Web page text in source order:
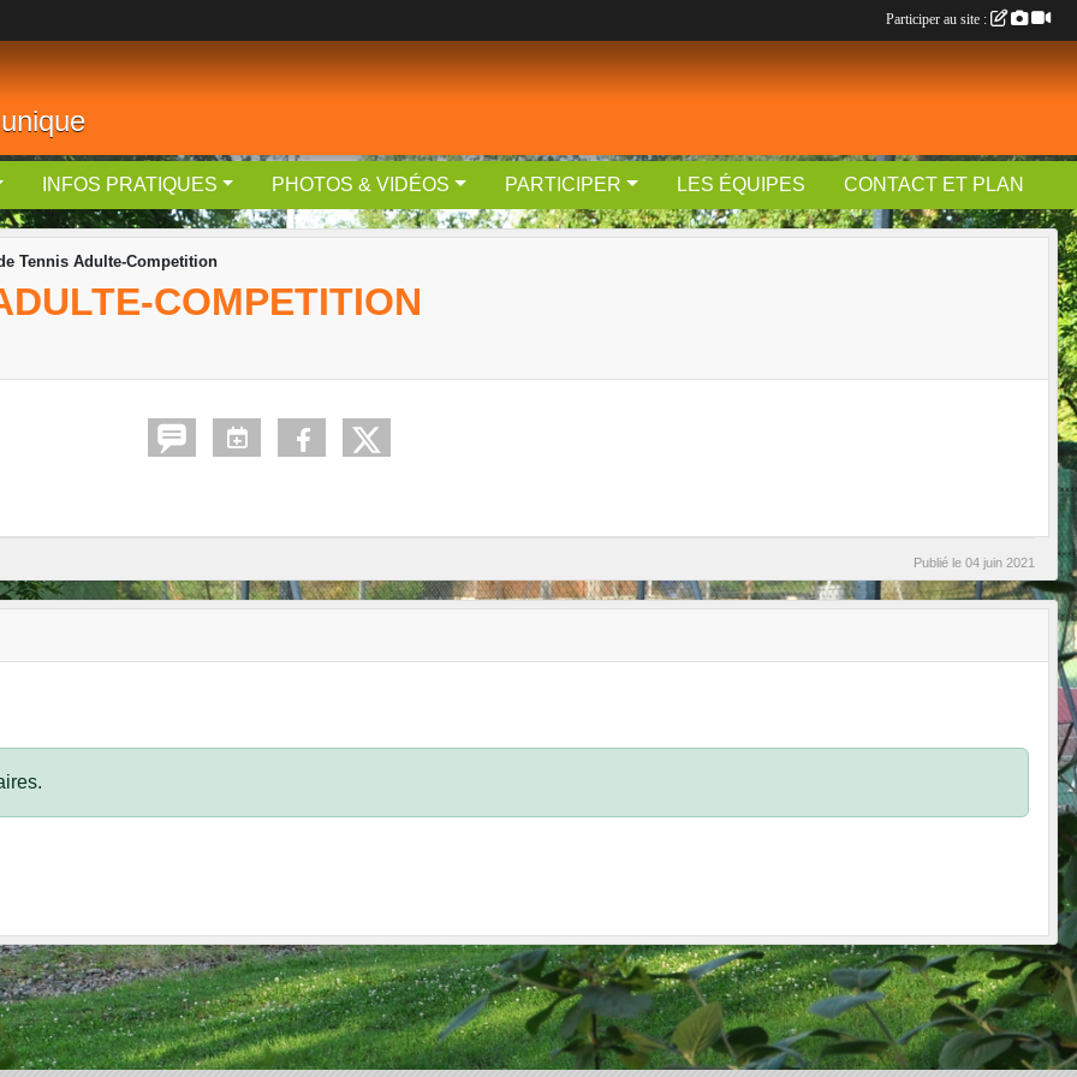
INFOS PRATIQUES PHOTOS & VIDÉOS PARTICIPER LES ÉQUIPES CONTACT ET PLAN
Tennis Adulte-Competition
COMPETITION
Publié le 04 juin 2021
Participer au site :